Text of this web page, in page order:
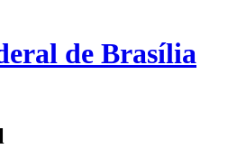
de Brasília